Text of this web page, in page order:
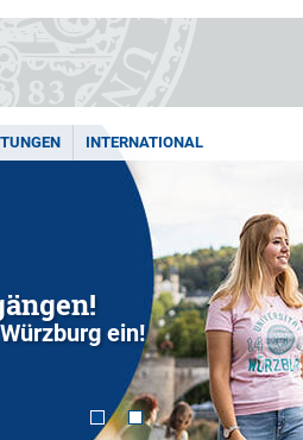
INTERNATIONAL
ein!